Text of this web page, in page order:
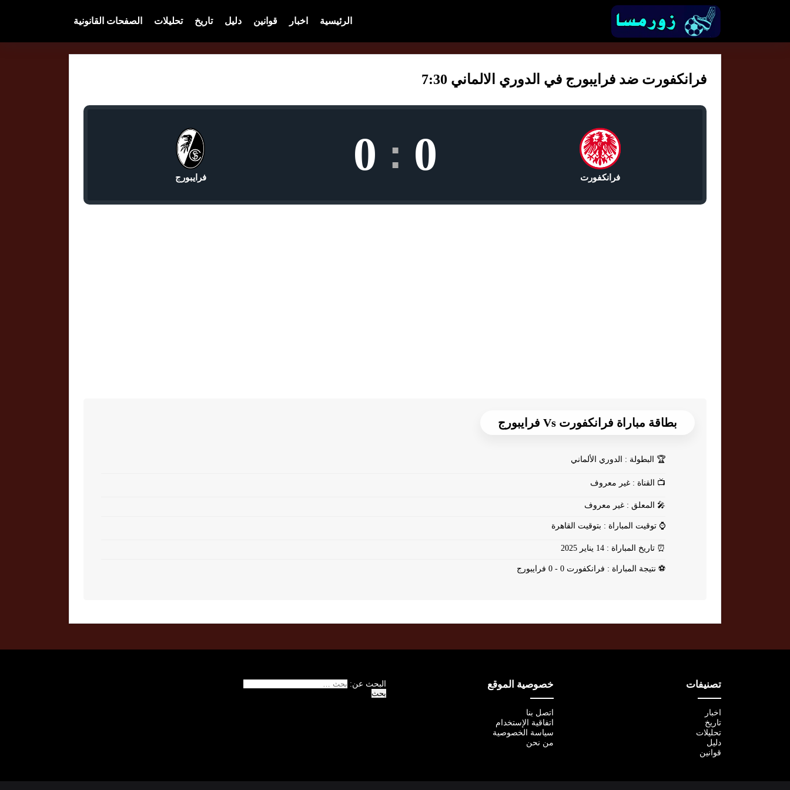
الرئيسية اخبار قوانين دليل تاريخ تحليلات الصفحات القانونية
فرانكفورت ضد فرايبورج في الدوري الالماني 7:30
فرانكفورت 0
:
0 فرايبورج
بطاقة مباراة فرانكفورت Vs فرايبورج
🏆 البطولة : الدوري الألماني
📺 القناة : غير معروف
🎤 المعلق : غير معروف
⌚ توقيت المباراة : بتوقيت القاهرة
⏰ تاريخ المباراة : 14 يناير 2025
⚽ نتيجة المباراة : فرانكفورت 0 - 0 فرايبورج
تصنيفات
اخبار
تاريخ
تحليلات
دليل
قوانين
خصوصية الموقع
اتصل بنا
اتفاقية الإستخدام
سياسة الخصوصية
من نحن
البحث عن: